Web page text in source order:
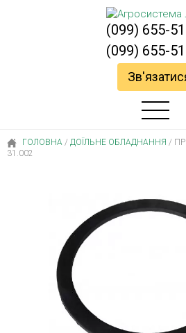
(099) 655-
(099) 655-
ГОЛОВНА / ДОЇЛЬНЕ ОБЛАДНАННЯ /
31.002